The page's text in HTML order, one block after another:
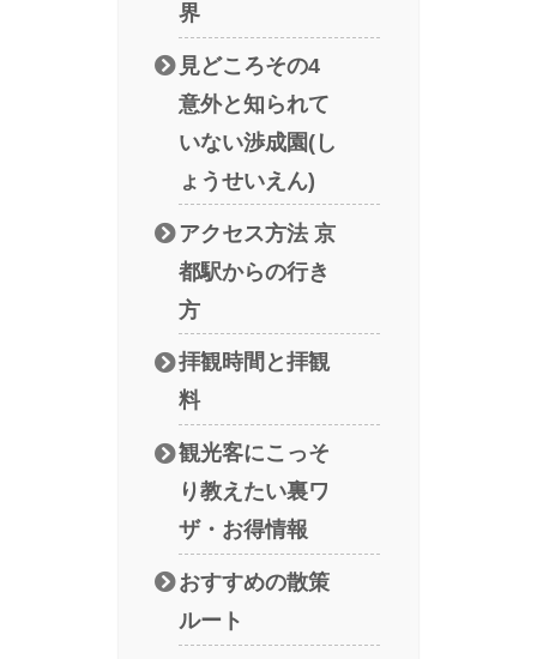
界
見どころその4
意外と知られて
いない渉成園(し
ょうせいえん)
アクセス方法 京
都駅からの行き
方
拝観時間と拝観
料
観光客にこっそ
り教えたい裏ワ
ザ・お得情報
おすすめの散策
ルート